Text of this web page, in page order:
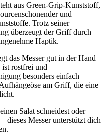
aus Green-Grip-Kunststoff,
und
Trotz seiner
überzeugt der Griff durch
Haptik.
das Messer gut in der Hand
ist rostfrei und
besonders einfach
am Griff, die eine
Salat schneidest oder
dieses Messer unterstützt dich